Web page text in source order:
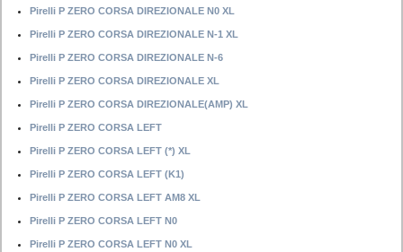
Pirelli P ZERO CORSA DIREZIONALE N0 XL
Pirelli P ZERO CORSA DIREZIONALE N-1 XL
Pirelli P ZERO CORSA DIREZIONALE N-6
Pirelli P ZERO CORSA DIREZIONALE XL
Pirelli P ZERO CORSA DIREZIONALE(AMP) XL
Pirelli P ZERO CORSA LEFT
Pirelli P ZERO CORSA LEFT (*) XL
Pirelli P ZERO CORSA LEFT (K1)
Pirelli P ZERO CORSA LEFT AM8 XL
Pirelli P ZERO CORSA LEFT N0
Pirelli P ZERO CORSA LEFT N0 XL